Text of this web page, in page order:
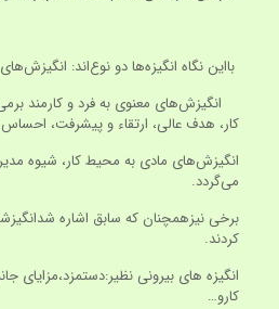
بااین نگاه انگیزه‌ها دو نوع‌اند:
انگیزش‌های معنوی به فرد و کارمند برمی
کار، هدف عالی، ارتقاء و پیشرفت،
انگیزش‌های مادی به محیط کار، شیوه
می‌گردد.
برخی نیزهمچنان که سابق اشاره
کردند.
انگیزه های بیرونی نظیر:دستمزد،مزایای
کارو…